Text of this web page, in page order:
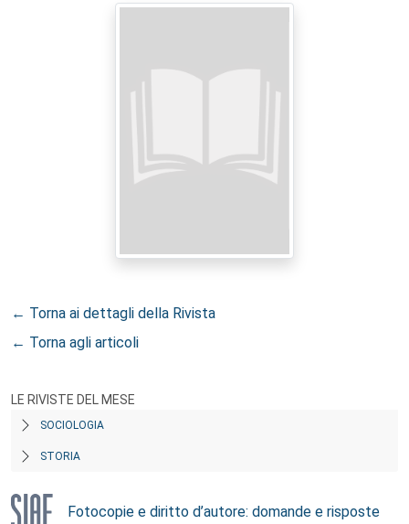
← Torna ai dettagli della Rivista
← Torna agli articoli
LE RIVISTE DEL MESE
SOCIOLOGIA
STORIA
Fotocopie e diritto d’autore: domande e risposte